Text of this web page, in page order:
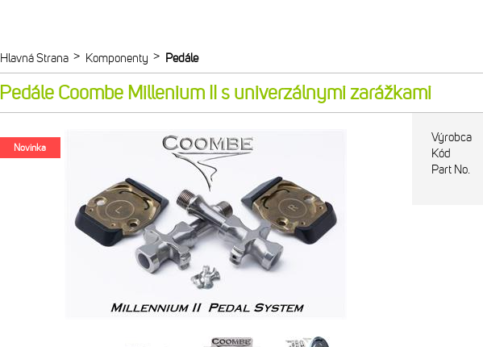
Hlavná Strana > Komponenty > Pedále
Pedále Coombe Millenium II s univerzálnymi zarážkami
Novinka
Výrobca
Kód
Part No.